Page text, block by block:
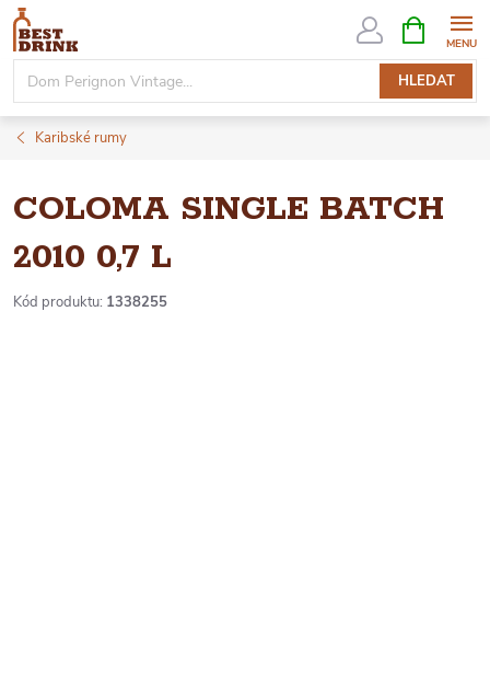
Přejít
obsah
HLEDAT
NÁKUPNÍ
KOŠÍK
Karibské rumy
COLOMA SINGLE BATCH
2010 0,7 L
Kód produktu: 1338255